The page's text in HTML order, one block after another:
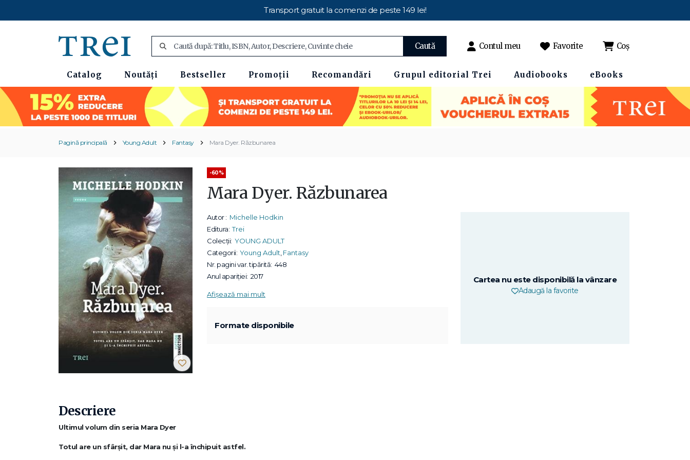
Transport gratuit la comenzi de peste 149 lei!
Caută Contul meu Favorite Coș
Catalog Noutăți Bestseller Promoții Recomandări Grupul editorial Trei Audiobooks eBooks
Pagină principală Young Adult Fantasy Mara Dyer. Răzbunarea
-60%
Mara Dyer. Răzbunarea
Autor : Michelle Hodkin
Editura: Trei
Colecții: YOUNG ADULT
Categorii: Young Adult Fantasy
Nr. pagini var. tipărită: 448
Anul apariției: 2017
Afișează mai mult
Formate disponibile
Cartea nu este disponibilă la vânzare
Adaugă la favorite
Descriere
Ultimul volum din seria Mara Dyer
Totul are un sfârșit, dar Mara nu și l-a închipuit astfel.